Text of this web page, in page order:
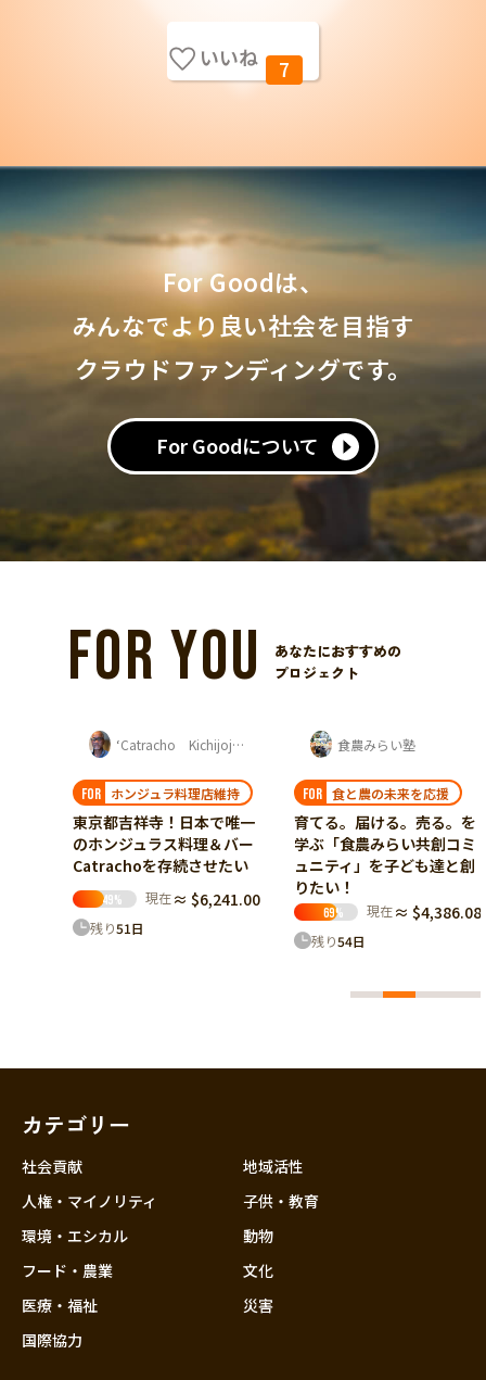
いいね 7
For Goodは、
みんなでより良い社会を目指す
クラウドファンディングです。
For Goodについて
FOR YOU
あなたにおすすめの
プロジェクト
食農みらい塾
FOR 食と農の未来を応援
育てる。届ける。売る。を
学ぶ「食農みらい共創コミ
ュニティ」を子ども達と創
りたい！
現在 ≈ $4,386.08
残り 54 日
松久怜央
FOR 有機農業の普及
【24歳の挑戦】野菜を育て
るではなく土を育てる農業
へ。
63%
カテゴリー
社会貢献
人権・マイノリティ
環境・エシカル
フード・農業
医療・福祉
国際協力
地域活性
子供・教育
動物
文化
災害